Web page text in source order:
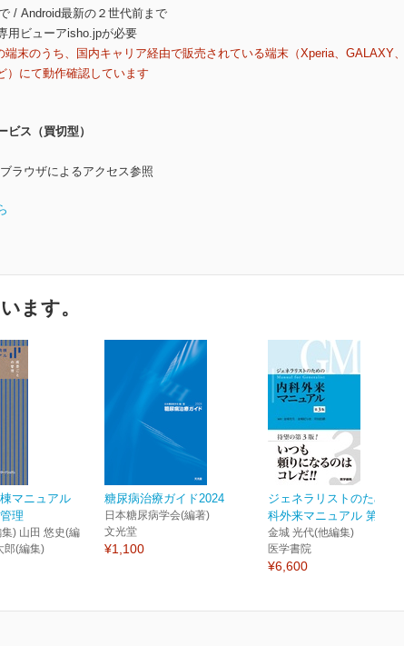
/ Android最新の２世代前まで
用ビューアisho.jpが必要
末のうち、国内キャリア経由で販売されている端末（Xperia、GALAXY、
）にて動作確認しています
ビス（買切型）
ラウザによるアクセス参照
ます。
マニュアル
理
) 山田 悠史(編
郎(編集)
糖尿病治療ガイド2024
日本糖尿病学会(編著)
文光堂
¥1,100
ジェネラリストのための内
科外来マニュアル 第3版
金城 光代(他編集)
医学書院
¥6,600